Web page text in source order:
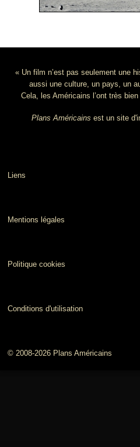
« Un film n’est pas seulement une
aussi une culture, un pays, un
Cela, les Américains l’ont très
Plans Américains est un site
Liens
Mentions légales
Politique cookies
Conditions d'utilisation
© 2008-2026 Plans Américains